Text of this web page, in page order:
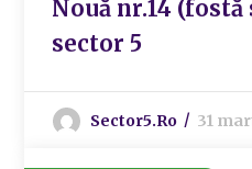
Nouă nr.14
sector 5
Sector5.ro 31